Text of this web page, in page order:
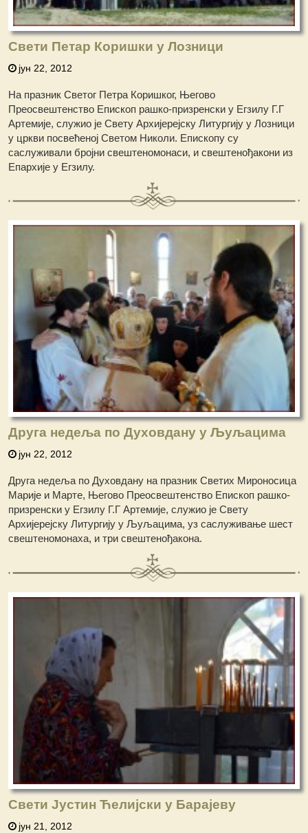
Свети Петар Коришки у Лозници
јун 22, 2012
На празник Светог Петра Коришког, Његово
Преосвештенство Епископ рашко-призренски у Егзилу Г.Г
Артемије, служио је Свету Архијерејску Литургију у Лозници
у цркви посвећеној Светом Николи. Епископу су
саслуживали бројни свештеномонаси, и свештенођакони из
Епархије у Егзилу.
Друга недеља по Духовдану у Љуљацима
јун 22, 2012
Друга недеља по Духовдану на празник Светих Мироносица
Марије и Марте, Његово Преосвештенство Епископ рашко-
призренски у Егзилу Г.Г Артемије, служио је Свету
Архијерејску Литургију у Љуљацима, уз саслуживање шест
свештеномонаха, и три свештенођакона.
Свети Јустин Ћелијски у Барајеву
јун 21, 2012